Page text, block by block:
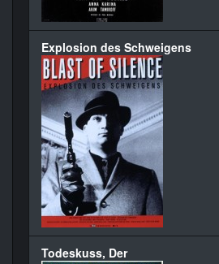
Explosion des Schweigens
Todeskuss, Der